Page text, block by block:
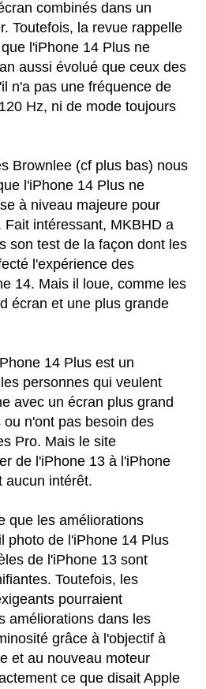
combinés dans un
Toutefois, la revue rappelle
l'iPhone 14 Plus ne
aussi évolué que ceux des
n'a pas une fréquence de
Hz, ni de mode toujours
Brownlee (cf plus bas) nous
l'iPhone 14 Plus ne
à niveau majeure pour
intéressant, MKBHD a
son test de la façon dont les
l'expérience des
14. Mais il loue, comme les
écran et une plus grande
14 Plus est un
personnes qui veulent
avec un écran plus grand
n'ont pas besoin des
Pro. Mais le site
de l'iPhone 13 à l'iPhone
aucun intérêt.
que les améliorations
photo de l'iPhone 14 Plus
de l'iPhone 13 sont
Toutefois, les
pourraient
améliorations dans les
grâce à l'objectif à
et au nouveau moteur
ce que disait Apple